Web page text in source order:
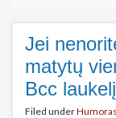
Jei
matytų
Bcc
Filed underHumoras